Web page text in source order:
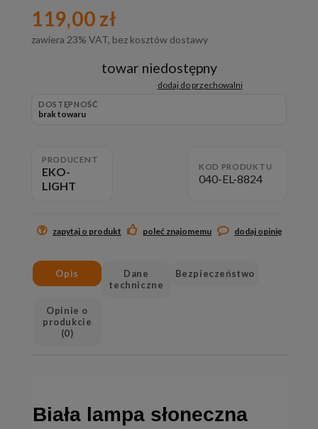
119,00 zł
zawiera 23% VAT, bez kosztów dostawy
towar niedostępny
dodaj do przechowalni
DOSTĘPNOŚĆ
brak towaru
PRODUCENT
EKO-
LIGHT
KOD PRODUKTU
040-EL-8824
zapytaj o produkt poleć znajomemu dodaj opinię
Opis
Dane
techniczne
Bezpieczeństwo
Opinie o
produkcie
(0)
Biała lampa słoneczna